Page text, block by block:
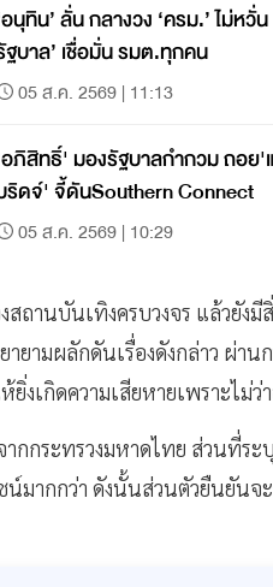
อนุทิน’ ลั่น กลางวง ‘ครม.’ ไม่หวั่
ฐบาล’ เชื่อมั่น รมต.ทุกคน
05 ส.ค. 2569 | 11:13
ภิสิทธิ์' มองรัฐบาลกำกวม ถอย'
ริดจ์' จี้ดันSouthern Connect
05 ส.ค. 2569 | 10:29
ถานบันเทิงครบวงจร แล้วยังมี
ามผลักดันเรื่องดังกล่าว ผ่าน
เกิดความเสียหายเพราะไม่
กระทรวงมหาดไทย ส่วนที่ร
น์มากกว่า ดังนั้นส่วนตัวยืนยัน